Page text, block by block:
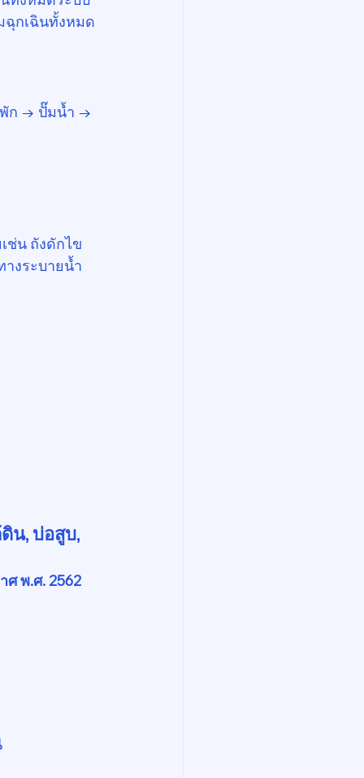
ฉุกเฉินทั้งหมด
พัก → ปั๊มน้ำ →
ช่น ถังดักไข
งระบายน้ำ
น, บ่อสูบ,
พ.ศ. 2562